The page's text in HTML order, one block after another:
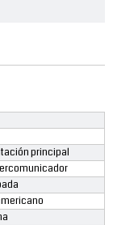
principal